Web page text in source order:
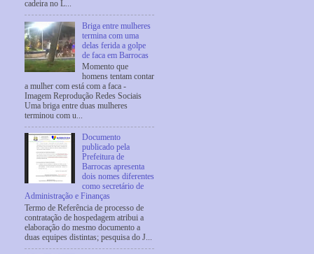
cadeira no L...
Briga entre mulheres
termina com uma
delas ferida a golpe
de faca em Barrocas
Momento que
homens tentam contar
a mulher com está com a faca -
Imagem Reprodução Redes Sociais
Uma briga entre duas mulheres
terminou com u...
Documento
publicado pela
Prefeitura de
Barrocas apresenta
dois nomes diferentes
como secretário de
Administração e Finanças
Termo de Referência de processo de
contratação de hospedagem atribui a
elaboração do mesmo documento a
duas equipes distintas; pesquisa do J...